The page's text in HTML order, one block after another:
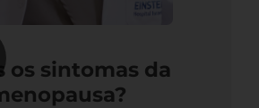
os sintomas da